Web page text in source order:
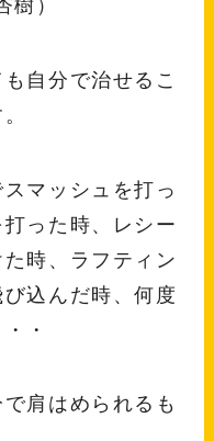
樹）
自分で治せるこ
マッシュを打っ
った時、レシー
時、ラフティン
込んだ時、何度
・
肩はめられるも